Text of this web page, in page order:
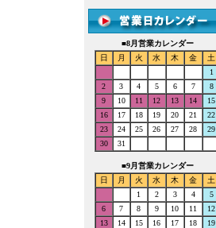
■8月営業カレンダー
日
月 火 水 木 金
土
1
2
3 4 5 6 7
8
9
10 11 12 13 14
15
16
17 18 19 20 21
22
23
24 25 26 27 28
29
30
31
■9月営業カレンダー
日
月 火 水 木 金
土
1
2 3 4
5
6
7 8 9 10 11
12
13
14 15 16 17 18
19